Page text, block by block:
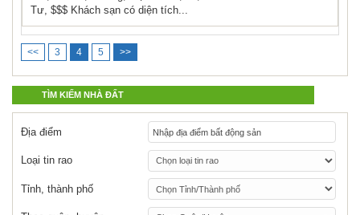
Tư, $$$ Khách sạn có diện tích...
<< 3 4 5 >>
TÌM KIẾM NHÀ ĐẤT
Địa điểm
Loại tin rao
Tỉnh, thành phố